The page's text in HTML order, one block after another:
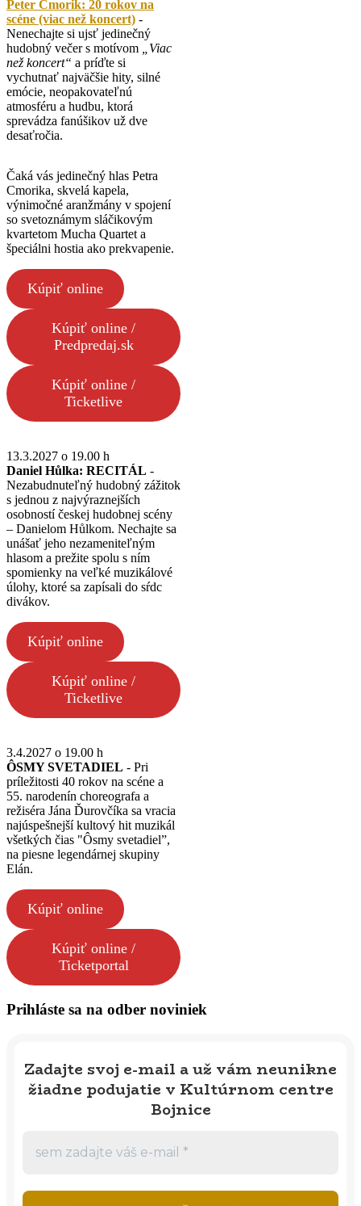
Peter Cmorik: 20 rokov na
scéne (viac než koncert) -
Nenechajte si ujsť jedinečný
hudobný večer s motívom
„Viac
než koncert“ a príďte si
vychutnať najväčšie hity, silné
emócie, neopakovateľnú
atmosféru a hudbu, ktorá
sprevádza fanúšikov už dve
desaťročia.
Čaká vás jedinečný hlas Petra
Cmorika, skvelá kapela,
výnimočné aranžmány v spojení
so svetoznámym sláčikovým
kvartetom Mucha Quartet a
špeciálni hostia ako prekvapenie.
Kúpiť online
Kúpiť online /
Predpredaj.sk
Kúpiť online /
Ticketlive
13.3.2027 o 19.00 h
Daniel Hůlka: RECITÁL -
Nezabudnuteľný hudobný zážitok
s jednou z najvýraznejších
osobností českej hudobnej scény
– Danielom Hůlkom. Nechajte sa
unášať jeho nezameniteľným
hlasom a prežite spolu s ním
spomienky na veľké muzikálové
úlohy, ktoré sa zapísali do sŕdc
divákov.
Kúpiť online
Kúpiť online /
Ticketlive
3.4.2027 o 19.00 h
ÔSMY SVETADIEL - Pri
príležitosti 40 rokov na scéne a
55. narodenín choreografa a
režiséra Jána Ďurovčíka sa vracia
najúspešnejší kultový hit muzikál
všetkých čias "Ôsmy svetadiel”,
na piesne legendárnej skupiny
Elán.
Kúpiť online
Kúpiť online /
Ticketportal
Prihláste sa na odber noviniek
Zadajte svoj e-mail a už vám neunikne
žiadne podujatie v Kultúrnom centre
Bojnice